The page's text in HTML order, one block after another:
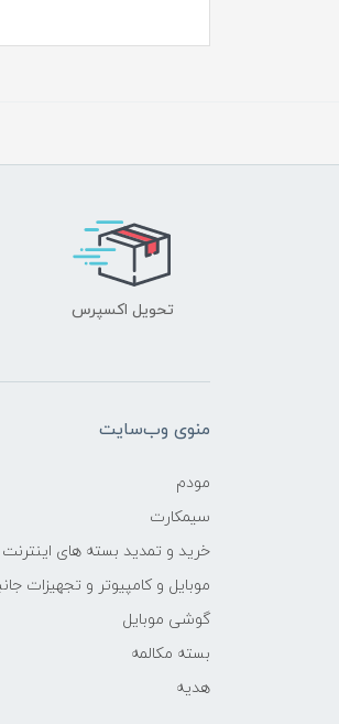
تحویل اکسپرس
منوی وب‌سایت
مودم
سیمکارت
خرید و تمدید بسته های اینترنت
موبایل و کامپیوتر و تجهیزات
گوشی موبایل
بسته مکالمه
هدیه